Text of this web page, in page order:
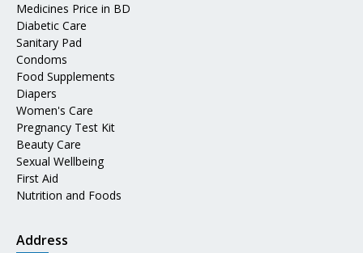
Medicines Price in BD
Diabetic Care
Sanitary Pad
Condoms
Food Supplements
Diapers
Women's Care
Pregnancy Test Kit
Beauty Care
Sexual Wellbeing
First Aid
Nutrition and Foods
Address